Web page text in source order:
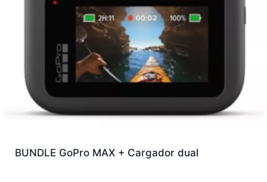
BUNDLE GoPro MAX + Cargador dual